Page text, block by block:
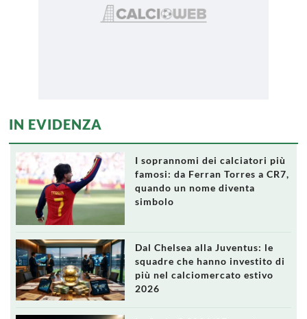
IN EVIDENZA
I soprannomi dei calciatori più
famosi: da Ferran Torres a CR7,
quando un nome diventa
simbolo
Dal Chelsea alla Juventus: le
squadre che hanno investito di
più nel calciomercato estivo
2026